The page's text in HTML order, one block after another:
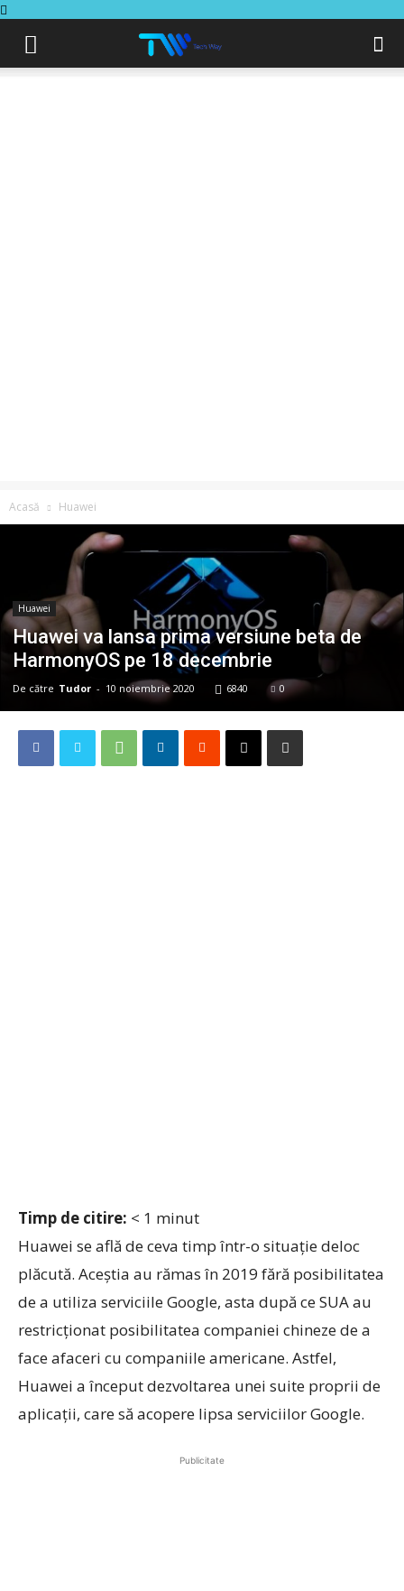
Acasă Huawei
Huawei
Huawei va lansa prima versiune beta de
HarmonyOS pe 18 decembrie
De către Tudor - 10 noiembrie 2020 6840 0
Timp de citire: < 1 minut
Huawei se află de ceva timp într-o situație deloc
plăcută. Aceștia au rămas în 2019 fără posibilitatea
de a utiliza serviciile Google, asta după ce SUA au
restricționat posibilitatea companiei chineze de a
face afaceri cu companiile americane. Astfel,
Huawei a început dezvoltarea unei suite proprii de
aplicații, care să acopere lipsa serviciilor Google.
Publicitate